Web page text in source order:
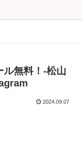
ル無料！-松山
2024.09.07